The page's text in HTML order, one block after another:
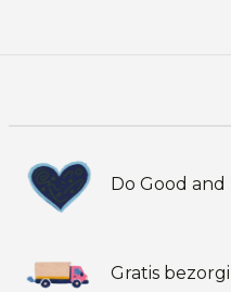
Do Good and
Gratis